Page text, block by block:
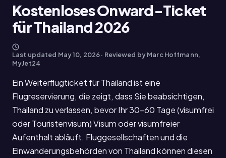
Kostenloses Onward-Ticket
für Thailand 2026
Last updated May 10, 2026· Reviewed by Marc Hoffmann,
MyJet24
Ein Weiterflugticket für Thailand ist eine
Flugreservierung, die zeigt, dass Sie beabsichtigen,
Thailand zu verlassen, bevor Ihr 30-60 Tage (visumfrei
oder Touristenvisum) Visum oder visumfreier
Aufenthalt abläuft. Fluggesellschaften und die
Einwanderungsbehörden von Thailand können diesen